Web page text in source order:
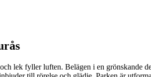
lek fyller luften. Belägen i en grönskande